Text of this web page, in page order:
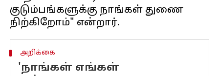
குடும்பங்களுக்கு நாங்கள் துணை
அறிக்கை
'நாங்கள் எங்கள்